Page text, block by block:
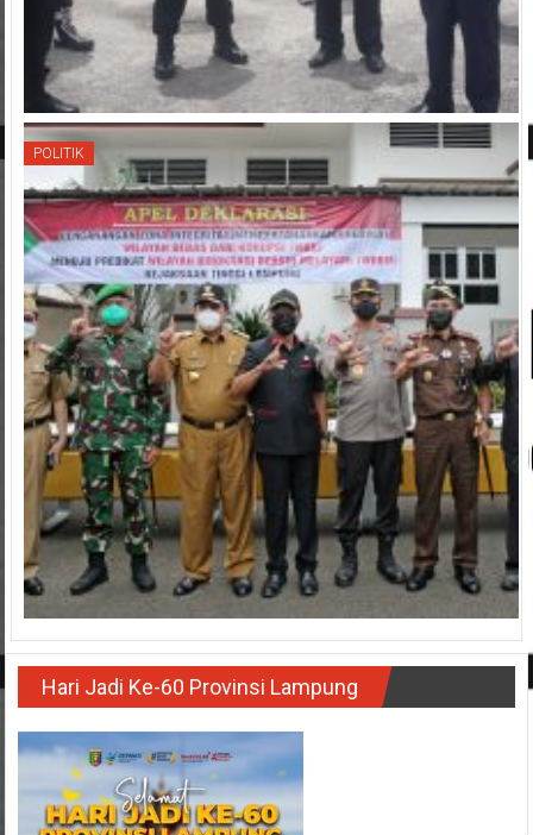
POLITIK
Hari Jadi Ke-60 Provinsi Lampung